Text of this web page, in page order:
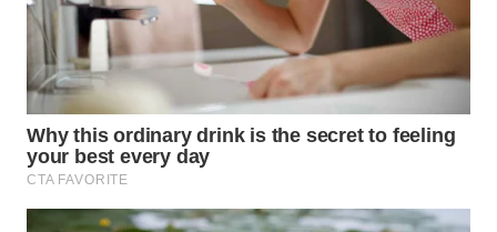
WN
MAJALENGKA
WN
SUBANG
SUKABUMI